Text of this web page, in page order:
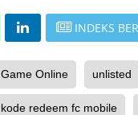
INDEKS
Game Online unlisted
kode redeem fc mobile